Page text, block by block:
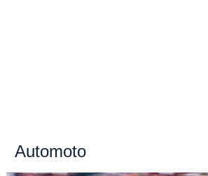
Automoto